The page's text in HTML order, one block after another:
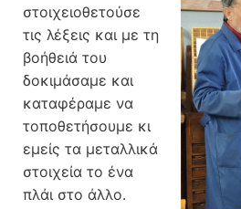
στοιχειοθετούσε
τις λέξεις και με τη
βοήθειά του
δοκιμάσαμε και
καταφέραμε να
τοποθετήσουμε κι
εμείς τα μεταλλικά
στοιχεία το ένα
πλάι στο άλλο.